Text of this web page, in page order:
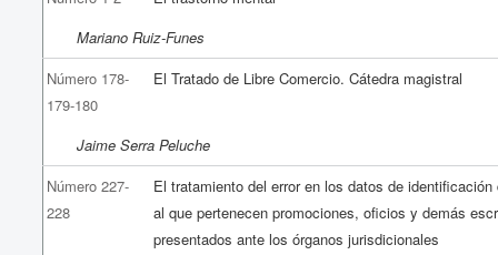
Mariano Ruiz-Funes
Número 178-
179-180
El Tratado de Libre Comercio. Cátedra magistral
Jaime Serra Peluche
Número 227-
228
El tratamiento del error en los datos de identificación
al que pertenecen promociones, oficios y demás
presentados ante los órganos jurisdicionales